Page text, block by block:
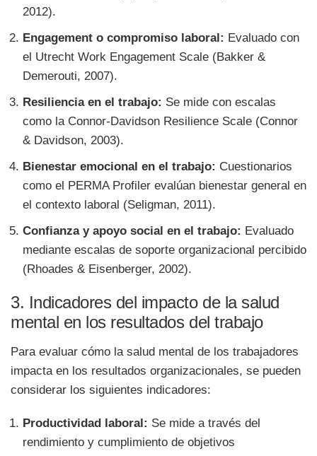
2012).
Engagement o compromiso laboral: Evaluado con
el Utrecht Work Engagement Scale (Bakker &
Demerouti, 2007).
Resiliencia en el trabajo: Se mide con escalas
como la Connor-Davidson Resilience Scale (Connor
& Davidson, 2003).
Bienestar emocional en el trabajo: Cuestionarios
como el PERMA Profiler evalúan bienestar general en
el contexto laboral (Seligman, 2011).
Confianza y apoyo social en el trabajo: Evaluado
mediante escalas de soporte organizacional percibido
(Rhoades & Eisenberger, 2002).
3. Indicadores del impacto de la salud
mental en los resultados del trabajo
Para evaluar cómo la salud mental de los trabajadores
impacta en los resultados organizacionales, se pueden
considerar los siguientes indicadores:
Productividad laboral: Se mide a través del
rendimiento y cumplimiento de objetivos